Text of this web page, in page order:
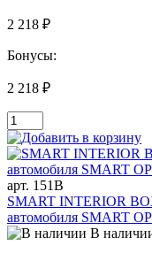
2 218 ₽
Бонусы:
2 218 ₽
арт. 151B
SMART INTERIOR
автомобиля SMART
В